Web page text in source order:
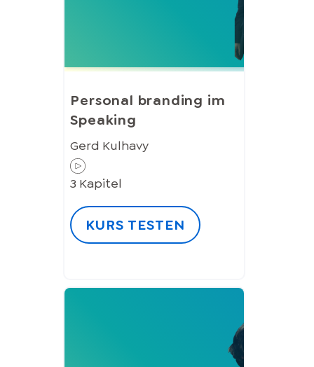
Personal branding im
Speaking
Gerd Kulhavy
3 Kapitel
KURS TESTEN